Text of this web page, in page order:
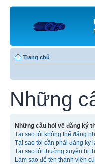
Trang chủ
Những
Những câu hỏi về đăng ký
Tại sao tôi không thể đăng
Tại sao tôi cần phải đăng ký
Tại sao tôi thường xuyên bị
Làm sao để tên thành viên